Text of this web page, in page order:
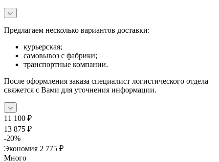
Предлагаем несколько вариантов доставки:
курьерская;
самовывоз с фабрики;
транспортные компании.
После оформления заказа специалист логистического отдела
свяжется с Вами для уточнения информации.
11 100 ₽
13 875 ₽
-20%
Экономия 2 775 ₽
Много